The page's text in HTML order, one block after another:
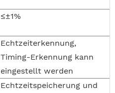
≤±1%
Echtzeiterkennung,
Timing-Erkennung kann
eingestellt werden
Echtzeitspeicherung und